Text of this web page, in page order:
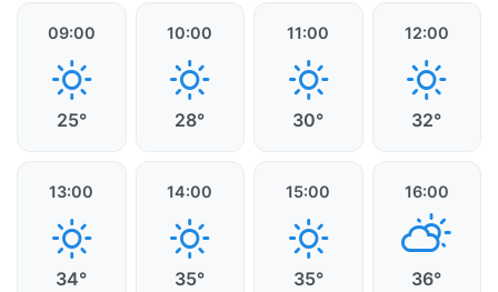
09:00
25°
10:00
28°
11:00
30°
12:00
32°
13:00
34°
14:00
35°
15:00
35°
16:00
36°